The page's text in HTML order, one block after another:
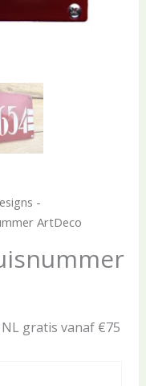
-
ArtDeco
gratis vanaf €75